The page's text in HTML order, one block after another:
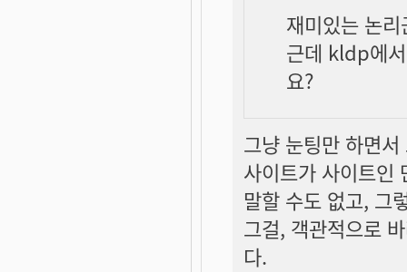
재미있는 논
근데 kldp에
요?
그냥 눈팅만 하면
사이트가 사이트인
말할 수도 없고, 그
그걸, 객관적으로
다.